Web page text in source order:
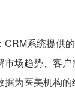
CRM系统提供
场趋势、客
据为医美机构